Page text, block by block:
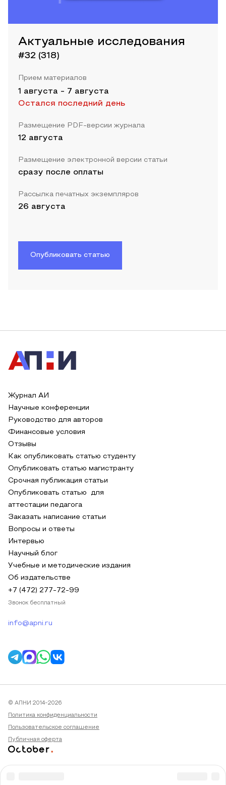
Актуальные исследования
#32 (318)
Прием материалов
1 августа - 7 августа
Остался последний день
Размещение PDF-версии журнала
12 августа
Размещение электронной версии статьи
сразу после оплаты
Рассылка печатных экземпляров
26 августа
Опубликовать статью
Журнал АИ
Научные конференции
Руководство для авторов
Финансовые условия
Отзывы
Как опубликовать статью студенту
Опубликовать статью магистранту
Срочная публикация статьи
Опубликовать статью для
аттестации педагога
Заказать написание статьи
Вопросы и ответы
Интервью
Научный блог
Учебные и методические издания
Об издательстве
+7 (472) 277-72-99
Звонок бесплатный
info@apni.ru
© АПНИ 2014-2026
Политика конфиденциальности
Пользовательское соглашение
Публичная оферта